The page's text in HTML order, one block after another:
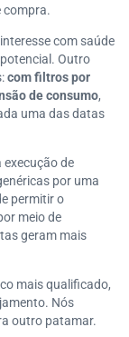
compra.
com saúde
Outro
com filtros por
de consumo,
uma das datas
execução de
por uma
permitir o
meio de
geram mais
mais qualificado,
Nós
outro patamar.